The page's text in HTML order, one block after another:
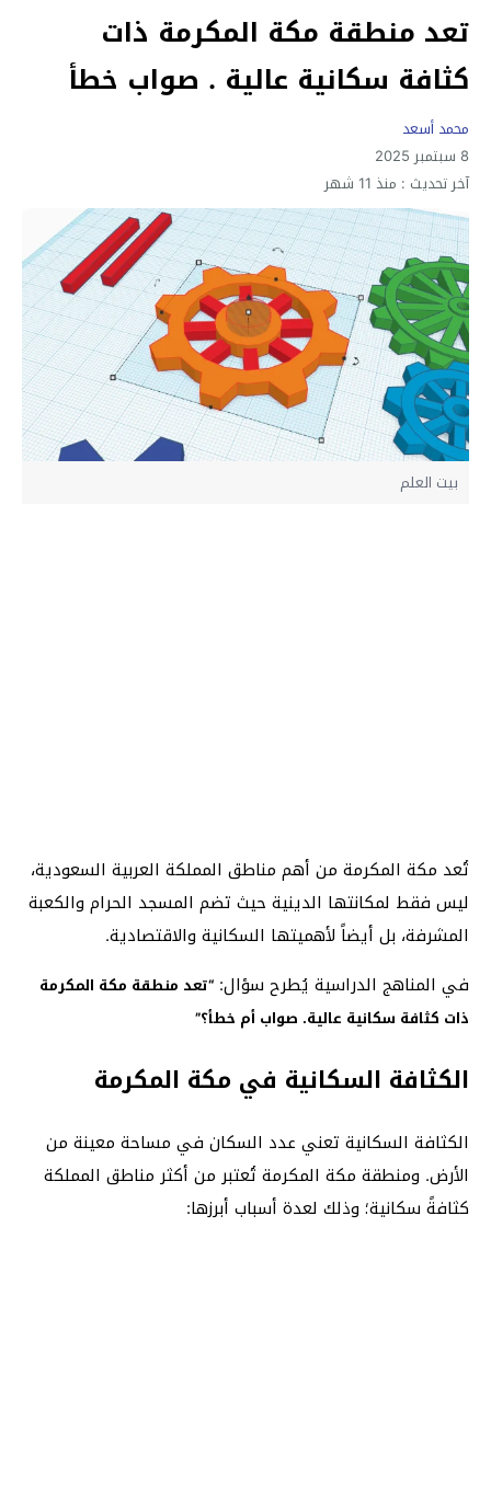
تعد منطقة مكة المكرمة ذات
كثافة سكانية عالية . صواب خطأ
محمد أسعد
8 سبتمبر 2025
آخر تحديث : منذ 11 شهر
بيت العلم
تُعد مكة المكرمة من أهم مناطق المملكة العربية السعودية،
ليس فقط لمكانتها الدينية حيث تضم المسجد الحرام والكعبة
المشرفة، بل أيضاً لأهميتها السكانية والاقتصادية.
في المناهج الدراسية يُطرح سؤال: “تعد منطقة مكة المكرمة
ذات كثافة سكانية عالية. صواب أم خطأ؟”
الكثافة السكانية في مكة المكرمة
الكثافة السكانية تعني عدد السكان في مساحة معينة من
الأرض. ومنطقة مكة المكرمة تُعتبر من أكثر مناطق المملكة
كثافةً سكانية؛ وذلك لعدة أسباب أبرزها: